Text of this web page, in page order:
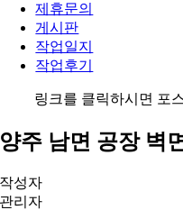
제휴문의
게시판
작업일지
작업후기
링크를 클릭하시면 포
양주 남면 공장 벽
작성자
관리자